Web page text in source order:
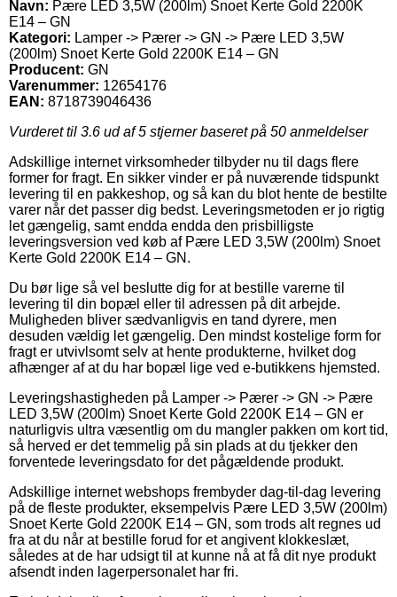
Navn: Pære LED 3,5W (200lm) Snoet Kerte Gold 2200K
E14 – GN
Kategori: Lamper -> Pærer -> GN -> Pære LED 3,5W
(200lm) Snoet Kerte Gold 2200K E14 – GN
Producent: GN
Varenummer: 12654176
EAN: 8718739046436
Vurderet til 3.6 ud af 5 stjerner baseret på 50 anmeldelser
Adskillige internet virksomheder tilbyder nu til dags flere
former for fragt. En sikker vinder er på nuværende tidspunkt
levering til en pakkeshop, og så kan du blot hente de bestilte
varer når det passer dig bedst. Leveringsmetoden er jo rigtig
let gængelig, samt endda endda den prisbilligste
leveringsversion ved køb af Pære LED 3,5W (200lm) Snoet
Kerte Gold 2200K E14 – GN.
Du bør lige så vel beslutte dig for at bestille varerne til
levering til din bopæl eller til adressen på dit arbejde.
Muligheden bliver sædvanligvis en tand dyrere, men
desuden vældig let gængelig. Den mindst kostelige form for
fragt er utvivlsomt selv at hente produkterne, hvilket dog
afhænger af at du har bopæl lige ved e-butikkens hjemsted.
Leveringshastigheden på Lamper -> Pærer -> GN -> Pære
LED 3,5W (200lm) Snoet Kerte Gold 2200K E14 – GN er
naturligvis ultra væsentlig om du mangler pakken om kort tid,
så herved er det temmelig på sin plads at du tjekker den
forventede leveringsdato for det pågældende produkt.
Adskillige internet webshops frembyder dag-til-dag levering
på de fleste produkter, eksempelvis Pære LED 3,5W (200lm)
Snoet Kerte Gold 2200K E14 – GN, som trods alt regnes ud
fra at du når at bestille forud for et angivent klokkeslæt,
således at de har udsigt til at kunne nå at få dit nye produkt
afsendt inden lagerpersonalet har fri.